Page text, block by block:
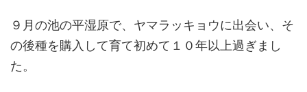
９月の池の平湿原で、ヤマラッキョウに出会い、そ
の後種を購入して育て初めて１０年以上過ぎまし
た。